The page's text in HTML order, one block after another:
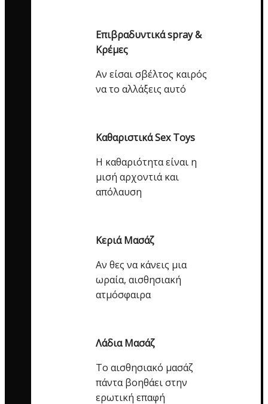
Επιβραδυντικά spray &
Κρέμες
Αν είσαι σβέλτος καιρός
να το αλλάξεις αυτό
Καθαριστικά Sex Toys
Η καθαριότητα είναι η
μισή αρχοντιά και
απόλαυση
Κεριά Μασάζ
Αν θες να κάνεις μια
ωραία, αισθησιακή
ατμόσφαιρα
Λάδια Μασάζ
Το αισθησιακό μασάζ
πάντα βοηθάει στην
ερωτική επαφή